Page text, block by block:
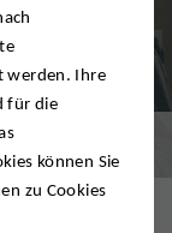
werden. Ihre
für die
können Sie
zu Cookies